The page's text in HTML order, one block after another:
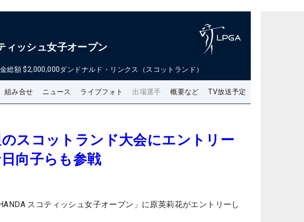
ィッシュ女子オープン
総額 $2,000,000ダンドナルド・リンクス（スコットランド）
組み合せ ニュース ライブフォト 出場選手 概要など TV放送予定
スコットランド大会にエントリー
向子らも参戦
スコティッシュ女子オープン」に原英莉花がエントリーし